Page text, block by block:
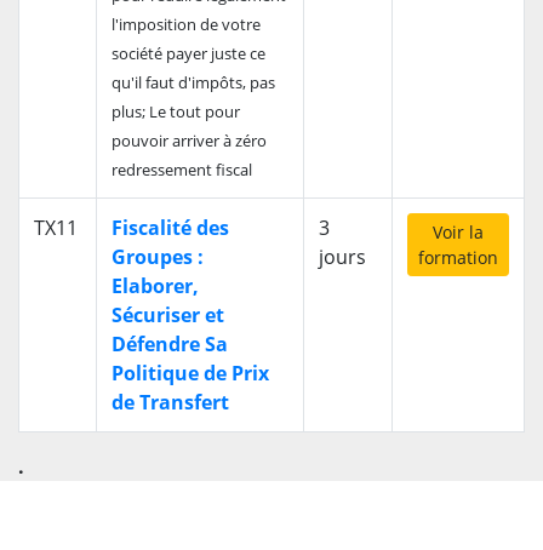
l'imposition de votre
société payer juste ce
qu'il faut d'impôts, pas
plus; Le tout pour
pouvoir arriver à zéro
redressement fiscal
TX11
Fiscalité des
Groupes :
Elaborer,
Sécuriser et
Défendre Sa
Politique de Prix
de Transfert
3
jours
Voir la
formation
.